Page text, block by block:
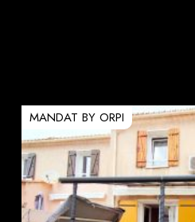
MANDAT BY ORPI